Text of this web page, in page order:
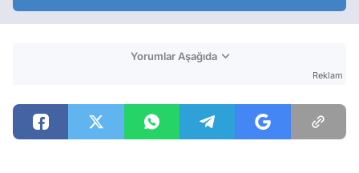
Yorumlar Aşağıda
Reklam